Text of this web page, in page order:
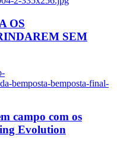
OS
SEM
bemposta-bemposta-final-
campo com os
Evolution